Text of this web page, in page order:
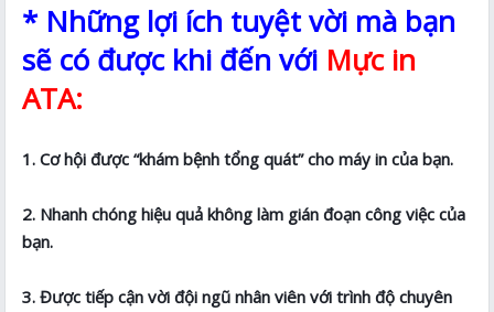
* Những lợi ích tuyệt vời mà bạn
sẽ có được khi đến với Mực in
ATA:
1. Cơ hội được “khám bệnh tổng quát” cho máy in của bạn.
2. Nhanh chóng hiệu quả không làm gián đoạn công việc của
bạn.
3. Được tiếp cận vời đội ngũ nhân viên với trình độ chuyên